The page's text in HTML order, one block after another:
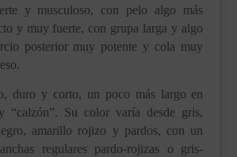
y musculoso, con pelo algo más
y muy fuerte, con grupa larga y algo
posterior muy potente y cola muy
duro y corto, un poco más largo en
“calzón”. Su color varía desde gris,
amarillo rojizo y pardos, con un
regulares pardo-rojizas o gris-